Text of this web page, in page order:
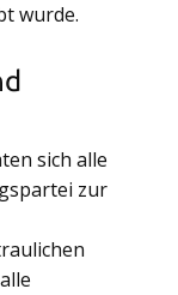
wurde.
sich alle
zur